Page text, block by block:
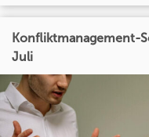
Konfliktmanagement-
Juli